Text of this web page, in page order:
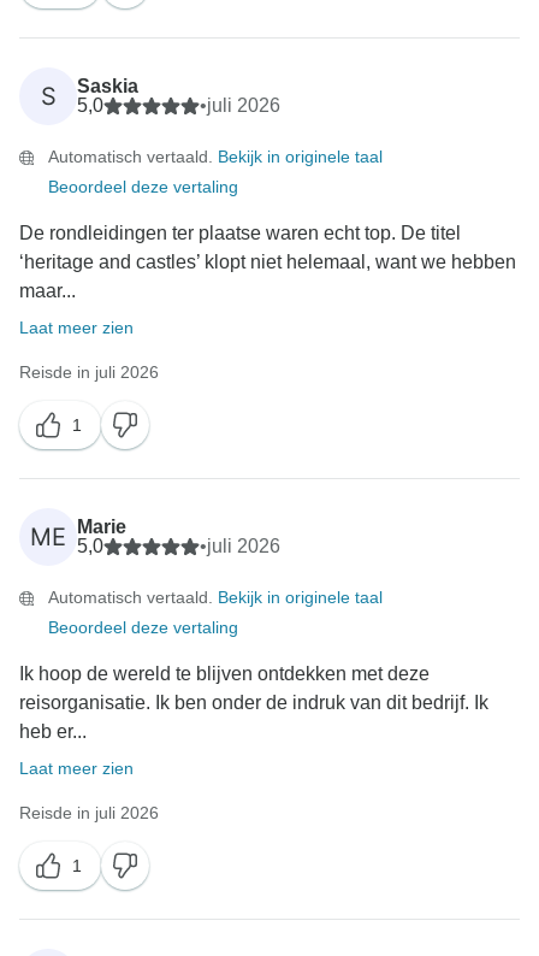
S
Saskia
5,0
•juli 2026
Automatisch vertaald. Bekijk in originele taal
Beoordeel deze vertaling
De rondleidingen ter plaatse waren echt top. De titel
‘heritage and castles’ klopt niet helemaal, want we hebben
maar...
Laat meer zien
Reisde in juli 2026
1
ME
Marie
5,0
•juli 2026
Automatisch vertaald. Bekijk in originele taal
Beoordeel deze vertaling
Ik hoop de wereld te blijven ontdekken met deze
reisorganisatie. Ik ben onder de indruk van dit bedrijf. Ik
heb er...
Laat meer zien
Reisde in juli 2026
1